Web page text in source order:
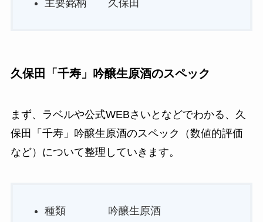
主要銘柄 久保田
久保田「千寿」吟醸生原酒のスペック
まず、ラベルや公式WEBさいとなどでわかる、久
保田「千寿」吟醸生原酒のスペック（数値的評価
など）について整理していきます。
種類 吟醸生原酒